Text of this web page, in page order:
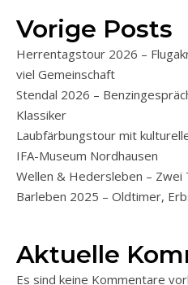
Vorige Posts
Herrentagstour 2026 –
viel Gemeinschaft
Stendal 2026 –
Klassiker
Laubfärbungstour mit
IFA-Museum Nordhausen
Wellen & Hedersleben –
Barleben 2025 – Oldtimer,
Aktuelle
Es sind keine Kommentare